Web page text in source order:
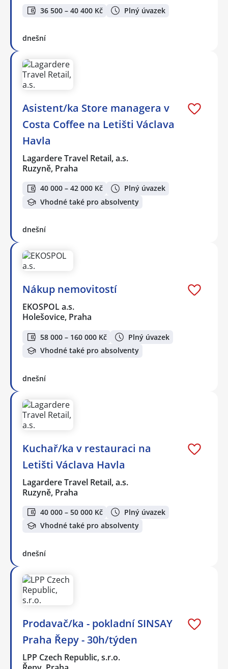
36 500 – 40 400 Kč Plný úvazek
dnešní
Asistent/ka Store managera v
Costa Coffee na Letišti Václava
Havla
Lagardere Travel Retail, a.s.
Ruzyně, Praha
40 000 – 42 000 Kč
Plný úvazek
Vhodné také pro absolventy
dnešní
Nákup nemovitostí
EKOSPOL a.s.
Holešovice, Praha
58 000 – 160 000 Kč
Plný úvazek
Vhodné také pro absolventy
dnešní
Kuchař/ka v restauraci na
Letišti Václava Havla
Lagardere Travel Retail, a.s.
Ruzyně, Praha
40 000 – 50 000 Kč
Plný úvazek
Vhodné také pro absolventy
dnešní
Prodavač/ka - pokladní SINSAY
Praha Řepy - 30h/týden
LPP Czech Republic, s.r.o.